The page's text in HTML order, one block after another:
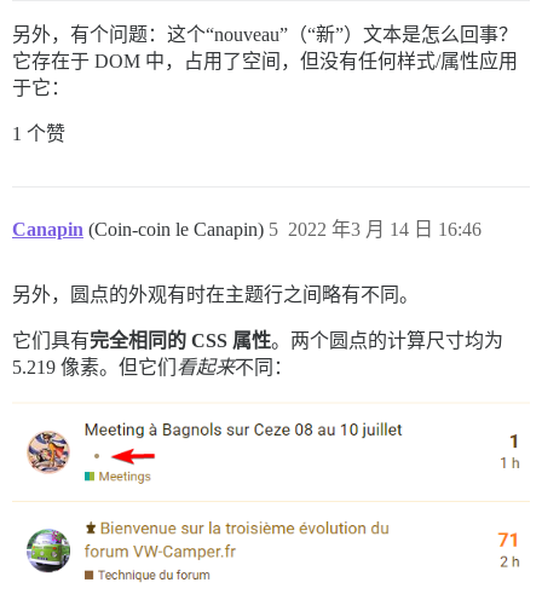
另外，有个问题：这个“nouveau”（“新”）文本是怎么回事？
它存在于 DOM 中，占用了空间，但没有任何样式/属性应用
于它：
1 个赞
Canapin (Coin-coin le Canapin) 2022 年3 月 14 日 16:46
5
另外，圆点的外观有时在主题行之间略有不同。
它们具有完全相同的 CSS 属性。两个圆点的计算尺寸均为
5.219 像素。但它们 看起来不同：